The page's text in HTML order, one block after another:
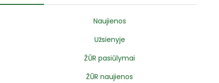
Naujienos
Užsienyje
ŽŪR pasiūlymai
ŽŪR naujienos